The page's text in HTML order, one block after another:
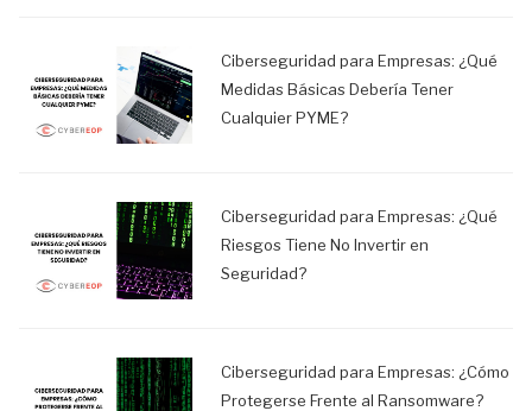
Ciberseguridad para Empresas: ¿Qué
Medidas Básicas Debería Tener
Cualquier PYME?
Ciberseguridad para Empresas: ¿Qué
Riesgos Tiene No Invertir en
Seguridad?
Ciberseguridad para Empresas: ¿Cómo
Protegerse Frente al Ransomware?